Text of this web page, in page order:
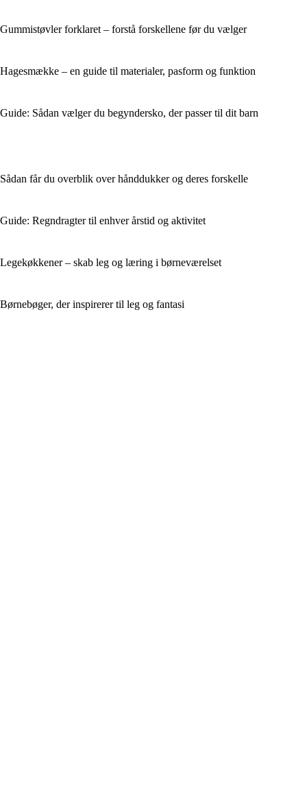
Gummistøvler forklaret – forstå forskellene før du vælger
Hagesmække – en guide til materialer, pasform og funktion
Guide: Sådan vælger du begyndersko, der passer til dit barn
Sådan får du overblik over hånddukker og deres forskelle
Guide: Regndragter til enhver årstid og aktivitet
Legekøkkener – skab leg og læring i børneværelset
Børnebøger, der inspirerer til leg og fantasi